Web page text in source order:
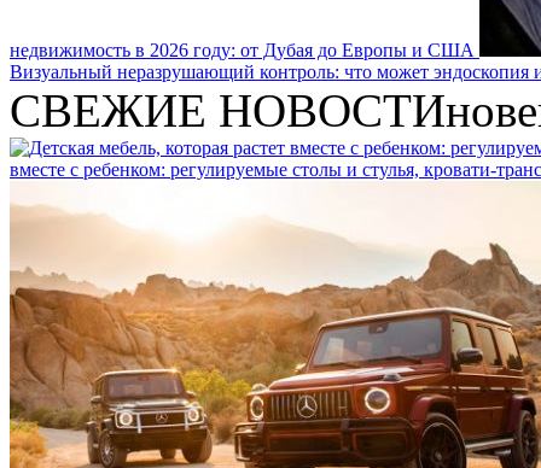
недвижимость в 2026 году: от Дубая до Европы и США
Визуальный неразрушающий контроль: что может эндоскопия
СВЕЖИЕ НОВОСТИ
вместе с ребенком: регулируемые столы и стулья, кровати-